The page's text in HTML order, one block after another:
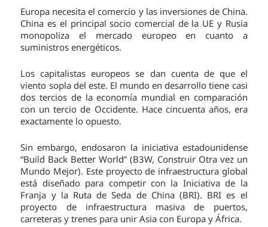
Europa necesita el comercio y las inversiones de China.
China es el principal socio comercial de la UE y Rusia
monopoliza el mercado europeo en cuanto a
suministros energéticos.
Los capitalistas europeos se dan cuenta de que el
viento sopla del este. El mundo en desarrollo tiene casi
dos tercios de la economía mundial en comparación
con un tercio de Occidente. Hace cincuenta años, era
exactamente lo opuesto.
Sin embargo, endosaron la iniciativa estadounidense
“Build Back Better World” (B3W, Construir Otra vez un
Mundo Mejor). Este proyecto de infraestructura global
está diseñado para competir con la Iniciativa de la
Franja y la Ruta de Seda de China (BRI). BRI es el
proyecto de infraestructura masiva de puertos,
carreteras y trenes para unir Asia con Europa y África.